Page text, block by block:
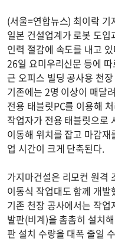
(서울=연합뉴스) 최이락
일본 건설업계가 로봇 도
인력 절감에 속도를 내고
26일 요미우리신문 등에
근 오피스 빌딩 공사용 천
기존에는 2명 이상이 매달
전용 태블릿PC를 이용해
작업자가 전용 태블릿으로
이동해 위치를 잡고 마감
업 시간이 크게 단축된다.
가지마건설은 리모컨 원격
이동식 작업대도 함께 개발
기존 천장 공사에서는 작
발판(비계)을 촘촘히 설치
판 설치 수량을 대폭 줄일